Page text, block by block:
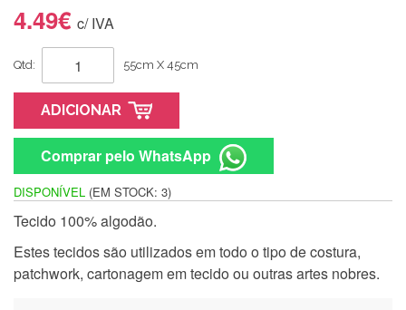
4.49€ c/ IVA
Qtd: 55cm X 45cm
ADICIONAR
Comprar pelo WhatsApp
DISPONÍVEL (EM STOCK: 3)
Tecido 100% algodão.
Estes tecidos são utilizados em todo o tipo de costura,
patchwork, cartonagem em tecido ou outras artes nobres.